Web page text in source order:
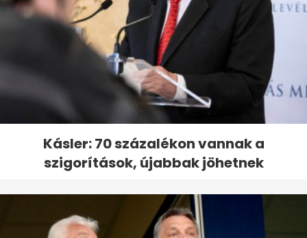
Kásler: 70 százalékon vannak a
szigorítások, újabbak jöhetnek